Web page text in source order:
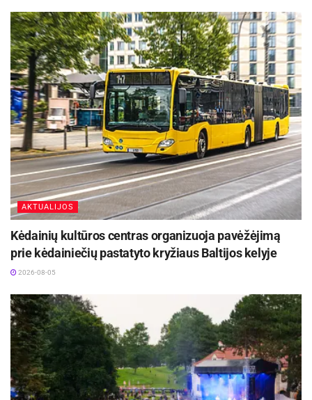
AKTUALIJOS
Kėdainių kultūros centras organizuoja pavėžėjimą
prie kėdainiečių pastatyto kryžiaus Baltijos kelyje
2026-08-05